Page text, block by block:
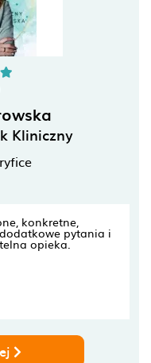
Kliniczny
konkretne,
pytania i
opieka.